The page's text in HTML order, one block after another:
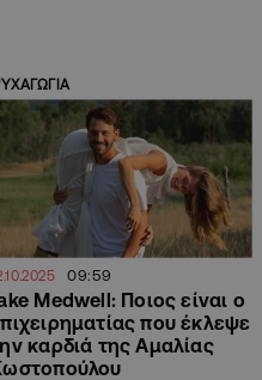
09:59
Medwell: Ποιος είναι ο
που έκλεψε
καρδιά της Αμαλίας